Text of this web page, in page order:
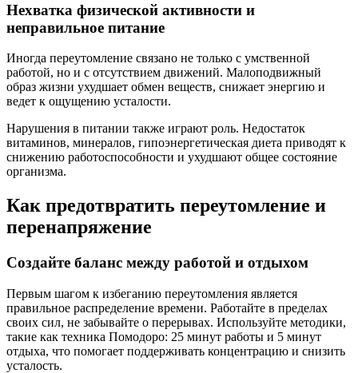
Нехватка физической активности и
неправильное питание
Иногда переутомление связано не только с умственной
работой, но и с отсутствием движений. Малоподвижный
образ жизни ухудшает обмен веществ, снижает энергию и
ведет к ощущению усталости.
Нарушения в питании также играют роль. Недостаток
витаминов, минералов, гипоэнергетическая диета приводят к
снижению работоспособности и ухудшают общее состояние
организма.
Как предотвратить переутомление и
перенапряжение
Создайте баланс между работой и отдыхом
Первым шагом к избеганию переутомления является
правильное распределение времени. Работайте в пределах
своих сил, не забывайте о перерывах. Используйте методики,
такие как техника Помодоро: 25 минут работы и 5 минут
отдыха, что помогает поддерживать концентрацию и снизить
усталость.